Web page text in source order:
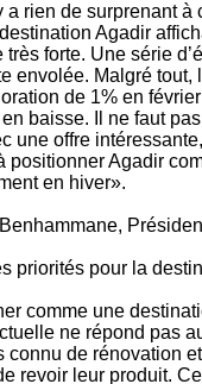
a rien de surprenant
Agadir
forte. Une série
envolée. Malgré
de 1% en
baisse. Il ne faut
une offre
positionner Agadir
en hiver».
priorités pour la
comme une
ne répond pas
connu de rénovation
revoir leur produit.